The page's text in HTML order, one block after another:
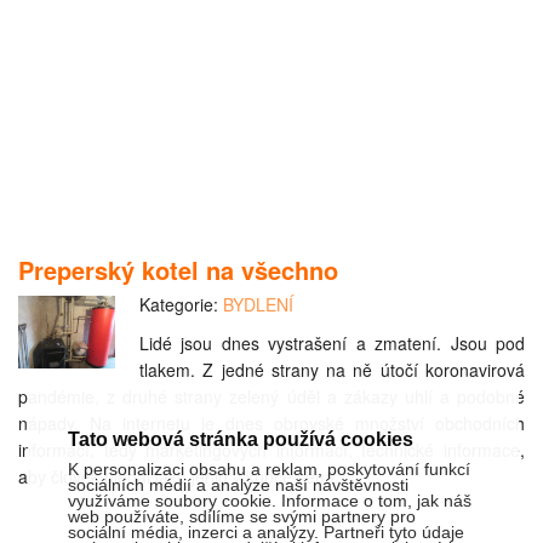
Preperský kotel na všechno
Kategorie: BYDLENÍ
Lidé jsou dnes vystrašení a zmatení. Jsou pod
tlakem. Z jedné strany na ně útočí koronavirová
pandémie, z druhé strany zelený úděl a zákazy uhlí a podobné
nápady. Na internetu je dnes obrovské množství obchodních
informací, tedy marketingových informací, technické informace,
aby člověk hledal jako jehlu v kupce sena.
Tato webová stránka používá cookies
K personalizaci obsahu a reklam, poskytování funkcí
sociálních médií a analýze naší návštěvnosti
využíváme soubory cookie. Informace o tom, jak náš
web používáte, sdílíme se svými partnery pro
sociální média, inzerci a analýzy. Partneři tyto údaje